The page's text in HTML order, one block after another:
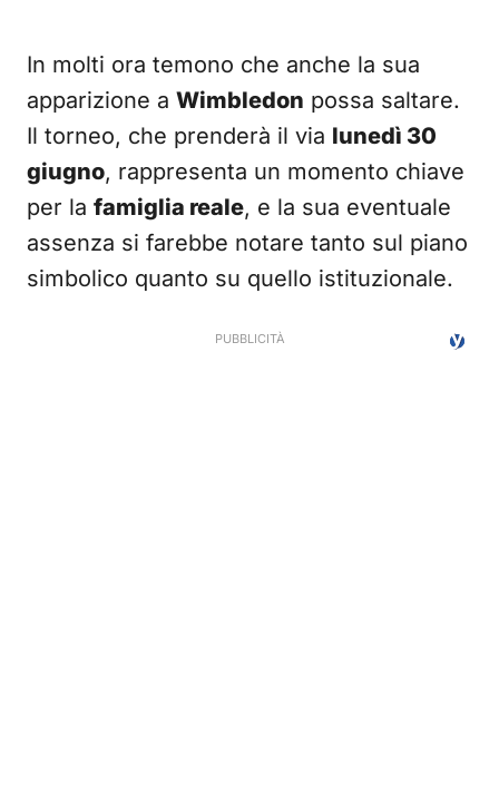
In molti ora temono che anche la sua
apparizione a Wimbledon possa saltare.
Il torneo, che prenderà il via lunedì 30
giugno, rappresenta un momento chiave
per la famiglia reale, e la sua eventuale
assenza si farebbe notare tanto sul piano
simbolico quanto su quello istituzionale.